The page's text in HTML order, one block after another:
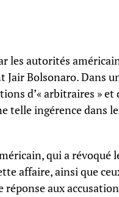
les autorités
Jair Bolsonaro. Dans
d’« arbitraires » et
telle ingérence dans le
qui a révoqué
affaire, ainsi que
aux